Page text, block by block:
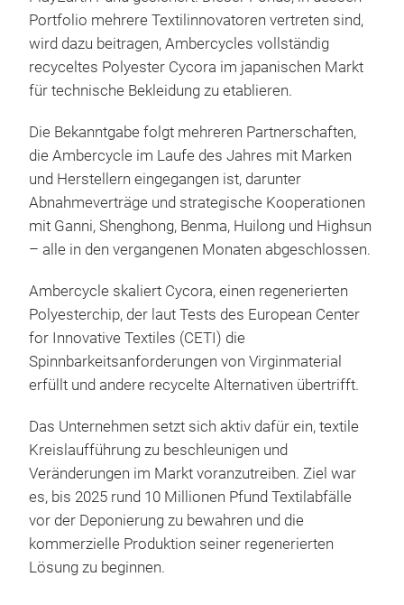
Portfolio mehrere Textilinnovatoren vertreten sind,
wird dazu beitragen, Ambercycles vollständig
recyceltes Polyester Cycora im japanischen Markt
für technische Bekleidung zu etablieren.
Die Bekanntgabe folgt mehreren Partnerschaften,
die Ambercycle im Laufe des Jahres mit Marken
und Herstellern eingegangen ist, darunter
Abnahmeverträge und strategische Kooperationen
mit Ganni, Shenghong, Benma, Huilong und Highsun
– alle in den vergangenen Monaten abgeschlossen.
Ambercycle skaliert Cycora, einen regenerierten
Polyesterchip, der laut Tests des European Center
for Innovative Textiles (CETI) die
Spinnbarkeitsanforderungen von Virginmaterial
erfüllt und andere recycelte Alternativen übertrifft.
Das Unternehmen setzt sich aktiv dafür ein, textile
Kreislaufführung zu beschleunigen und
Veränderungen im Markt voranzutreiben. Ziel war
es, bis 2025 rund 10 Millionen Pfund Textilabfälle
vor der Deponierung zu bewahren und die
kommerzielle Produktion seiner regenerierten
Lösung zu beginnen.